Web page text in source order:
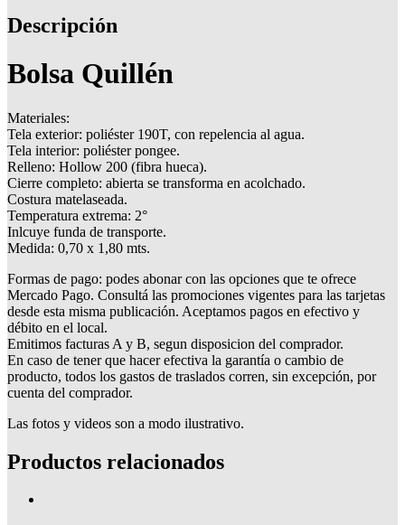
Descripción
Bolsa Quillén
Materiales:
Tela exterior: poliéster 190T, con repelencia al agua.
Tela interior: poliéster pongee.
Relleno: Hollow 200 (fibra hueca).
Cierre completo: abierta se transforma en acolchado.
Costura matelaseada.
Temperatura extrema: 2°
Inlcuye funda de transporte.
Medida: 0,70 x 1,80 mts.
Formas de pago: podes abonar con las opciones que te ofrece
Mercado Pago. Consultá las promociones vigentes para las tarjetas
desde esta misma publicación. Aceptamos pagos en efectivo y
débito en el local.
Emitimos facturas A y B, segun disposicion del comprador.
En caso de tener que hacer efectiva la garantía o cambio de
producto, todos los gastos de traslados corren, sin excepción, por
cuenta del comprador.
Las fotos y videos son a modo ilustrativo.
Productos relacionados